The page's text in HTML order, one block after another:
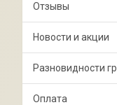
Отзывы
Новости и акции
Разновидности
Оплата